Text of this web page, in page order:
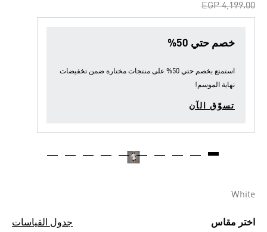
Price reduced from
EGP 4,199.00
to
خصم حتي 50%
استمتع بخصم حتي 50% على منتجات مختارة ضمن
تخفيضات
نهاية الموسم!
تسوّق الآن
White
اختر مقاس جدول القياسات